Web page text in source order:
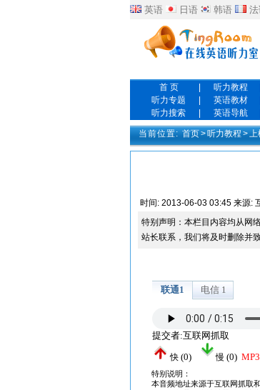
英语 日语 韩语
首 页 听力教程
听力专题
英语教材
听力搜索
英语导航
当前位置: 首页>听力教程 >上
时间: 2013-06-03 03:45 来源:
特别声明：本栏目内容均从网
站长联系，我们将及时删除并致